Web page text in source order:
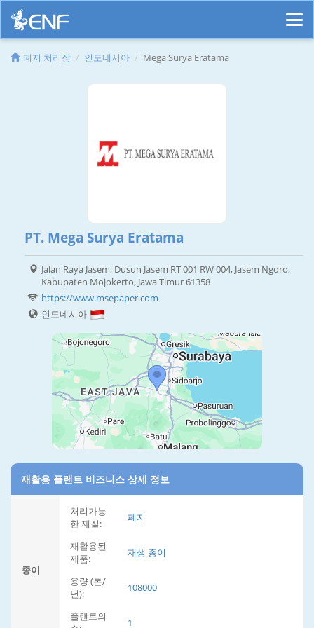
폐지 처리장 인도네시아 Mega Surya Eratama
PT. Mega Surya Eratama
Jalan Raya Jasem, Dusun Jasem RT 001 RW 004, Jasem Ngoro,
Kabupaten Mojokerto, Jawa Timur 61358
https://www.msepaper.com
인도네시아
재활용 플랜트 비즈니스 상세 정보
종이
처리가능
한 재질:
폐지
재활용된
제품:
재생 종이
용량 (톤/
년):
108000
플랜트의
1